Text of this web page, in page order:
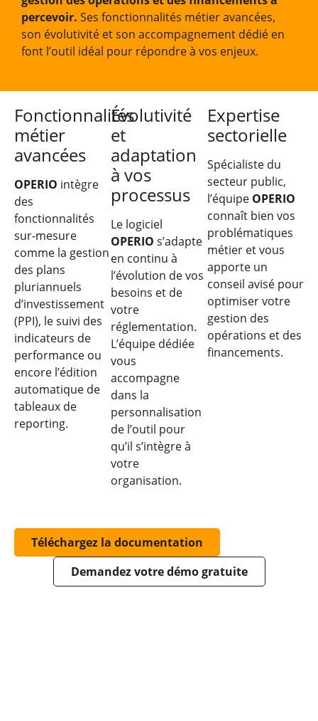
percevoir. Ses fonctionnalités métier avancées,
son évolutivité et son accompagnement dédié en
font l’outil idéal pour répondre à vos enjeux.
Fonctionnalités
métier
avancées
OPERIO intègre
des
fonctionnalités
sur-mesure
comme la gestion
des plans
pluriannuels
d’investissement
(PPI), le suivi des
indicateurs de
performance ou
encore l’édition
automatique de
tableaux de
reporting.
Évolutivité
et
adaptation
à vos
processus
Le logiciel
OPERIO s’adapte
en continu à
l’évolution de vos
besoins et de
votre
réglementation.
L’équipe dédiée
vous
accompagne
dans la
personnalisation
de l’outil pour
qu’il s’intègre à
votre
organisation.
Expertise
sectorielle
Spécialiste du
secteur public,
l’équipe OPERIO
connaît bien vos
problématiques
métier et vous
apporte un
conseil avisé pour
optimiser votre
gestion des
opérations et des
financements.
Téléchargez la documentation
Demandez votre démo gratuite